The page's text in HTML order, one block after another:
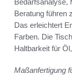
Bedarfsanalyse,
Beratung führen
Das erleichtert
Farben. Die
Haltbarkeit für
Maßanfertigung